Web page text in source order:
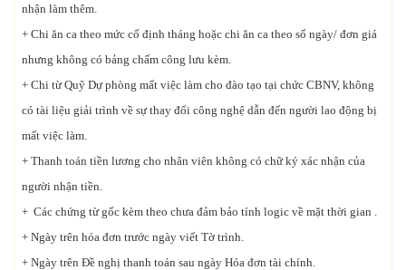
nhận làm thêm.
+ Chi ăn ca theo mức cố định tháng hoặc chi ăn ca theo số ngày/ đơn giá
nhưng không có bảng chấm công lưu kèm.
+ Chi từ Quỹ Dự phòng mất việc làm cho đào tạo tại chức CBNV, không
có tài liệu giải trình về sự thay đổi công nghệ dẫn đến người lao động bị
mất việc làm.
+ Thanh toán tiền lương cho nhân viên không có chữ ký xác nhận của
người nhận tiền.
+ Các chứng từ gốc kèm theo chưa đảm bảo tính logic về mặt thời gian .
+ Ngày trên hóa đơn trước ngày viết Tờ trình.
+ Ngày trên Đề nghị thanh toán sau ngày Hóa đơn tài chính.